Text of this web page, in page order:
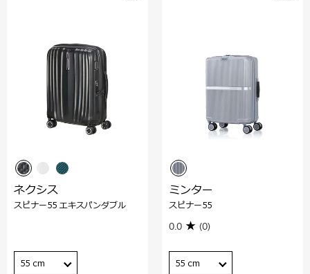
ネクシス
スピナー55 エキスパンダブル
55 cm
ミンター
スピナー55
0.0 (0)
55 cm